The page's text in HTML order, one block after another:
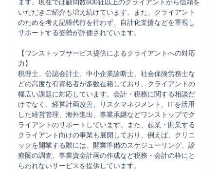
ます。現在では顧問数600社以上のクライアントから信頼を
いただきご紹介も増え続けています。また、クライアント
のためを考え記帳代行を行わず、自計化支援などを重視し
サポートする姿勢が評価されています。
【ワンストップサービス提供によるクライアントへの対応
力】
税理士、公認会計士、中小企業診断士、社会保険労務士な
どの高度な有資格者が多数在籍しており、クライアントの
幅広い課題に対応しています。会計・税務に関する相談だ
けでなく、経営計画改善、リスクマネジメント、ITを活用
した経営管理、海外進出、事業承継などワンストップでク
ライアントのサポートしています。また、起業・開業する
クライアント向けの事業も展開しており、例えば、クリニ
ックを開業する際には、開業準備のスケジューリング、診
療圏の調査、事業資金計画の作成など税務・会計の枠にと
らわれないサービスを提供しています。